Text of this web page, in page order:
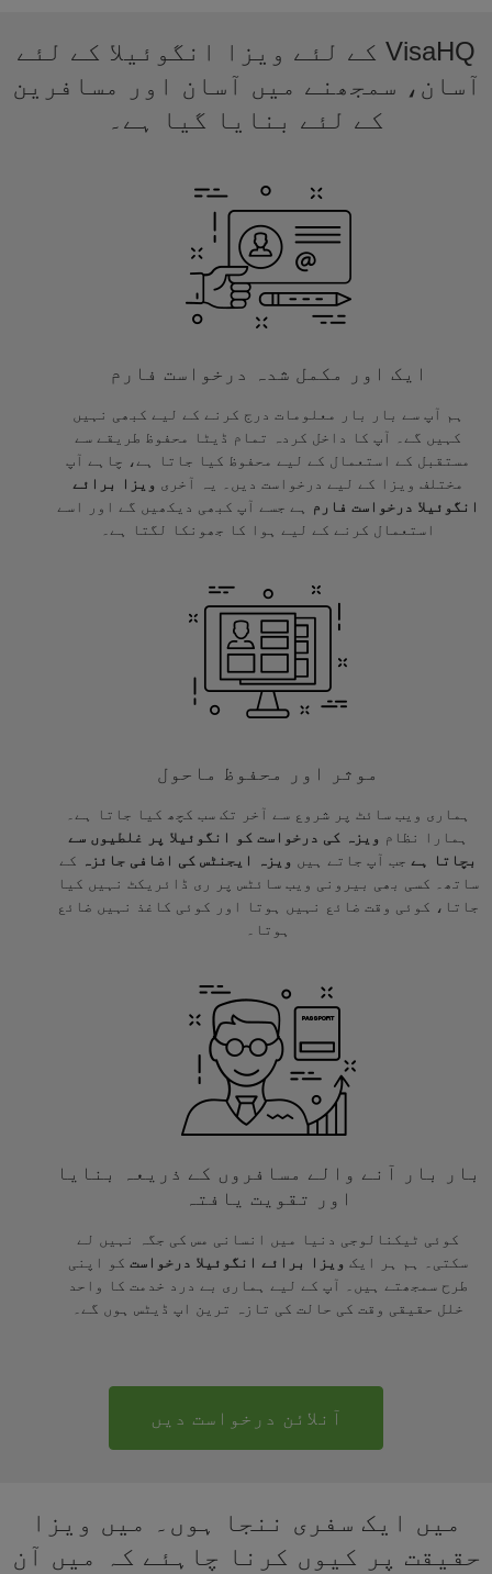
VisaHQ کے لئے ویزا انگوئیلا کے لئے
آسان، سمجھنے میں آسان اور مسافرین
کے لئے بنایا گیا ہے۔
ایک اور مکمل شدہ درخواست فارم
ہم آپ سے بار بار معلومات درج کرنے کے لیے کبھی نہیں
کہیں گے۔ آپ کا داخل کردہ تمام ڈیٹا محفوظ طریقے سے
مستقبل کے استعمال کے لیے محفوظ کیا جاتا ہے، چاہے آپ
مختلف ویزا کے لیے درخواست دیں۔ یہ آخری ویزا برائے
انگوئیلا درخواست فارم
ہے جسے آپ کبھی دیکھیں گے اور اسے
استعمال کرنے کے لیے ہوا کا جھونکا لگتا ہے۔
موثر اور محفوظ ماحول
ہماری ویب سائٹ پر شروع سے آخر تک سب کچھ کیا جاتا ہے۔
ہمارا نظام ویزہ کی درخواست کو انگوئیلا پر غلطیوں سے
بچاتا ہے جب آپ جاتے ہیں ویزہ ایجنٹس کی اضافی جائزہ
کے
ساتھ۔ کسی بھی بیرونی ویب سائٹس پر ری ڈائریکٹ نہیں کیا
جاتا، کوئی وقت ضائع نہیں ہوتا اور کوئی کاغذ نہیں ضائع
ہوتا۔
بار بار آنے والے مسافروں کے ذریعہ بنایا
اور تقویت یافتہ
کوئی ٹیکنالوجی دنیا میں انسانی مس کی جگہ نہیں لے
سکتی۔ ہم ہر ایک ویزا برائے انگوئیلا درخواست کو اپنی
طرح سمجھتے ہیں۔ آپ کے لیے ہماری بے درد خدمت کا واحد
خلل حقیقی وقت کی حالت کی تازہ ترین اپ ڈیٹس ہوں گے۔
آنلائن درخواست دیں
میں ایک سفری ننجا ہوں۔ میں ویزا
حقیقت پر کیوں کرنا چاہئے کہ میں آن